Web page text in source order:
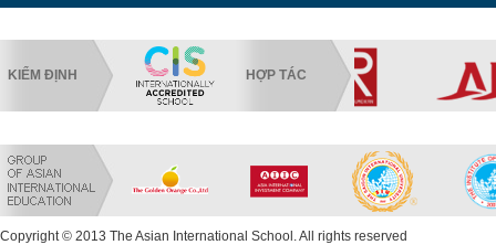
KIỂM ĐỊNH HỢP TÁC
Copyright © 2013 The Asian International School. All rights reserved